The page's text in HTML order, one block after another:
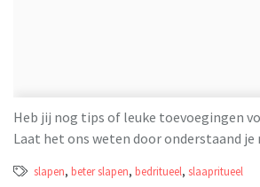
Heb jij nog tips of leuke toevoegingen
Laat het ons weten door onderstaand je
slapen, beter slapen, bedritueel, slaapritueel